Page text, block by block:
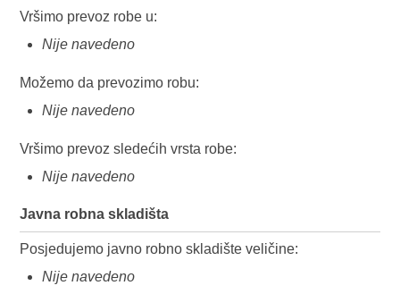
Vršimo prevoz robe u:
Nije navedeno
Možemo da prevozimo robu:
Nije navedeno
Vršimo prevoz sledećih vrsta robe:
Nije navedeno
Javna robna skladišta
Posjedujemo javno robno skladište veličine:
Nije navedeno